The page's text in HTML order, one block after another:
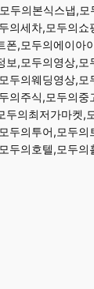
두의본식스냅,모
의세차,모두의쇼
폰,모두의에이아
보,모두의영상,모
두의웨딩영상,모
의주식,모두의중
두의최저가마켓,
두의투어,모두의
두의호텔,모두의